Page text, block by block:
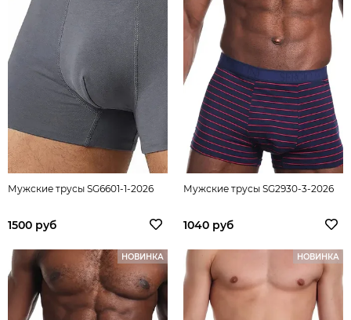
Мужские трусы SG6601-1-2026
1500 руб
Мужские трусы SG2930-3-2026
1040 руб
НОВИНКА НОВИНКА